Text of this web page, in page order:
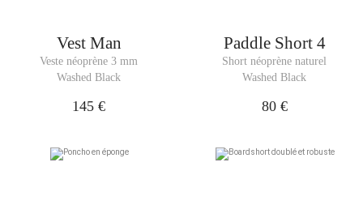
Vest Man
Veste néoprène 3 mm
Washed Black
145 €
Paddle Short 4
Short néoprène naturel
Washed Black
80 €